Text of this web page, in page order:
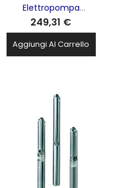
Elettropompa
Autoadescante Centrifuga
1hp 0.75kw LOWARA Xylem
- BGM7/C E2
249,31 €
Aggiungi Al Carrello